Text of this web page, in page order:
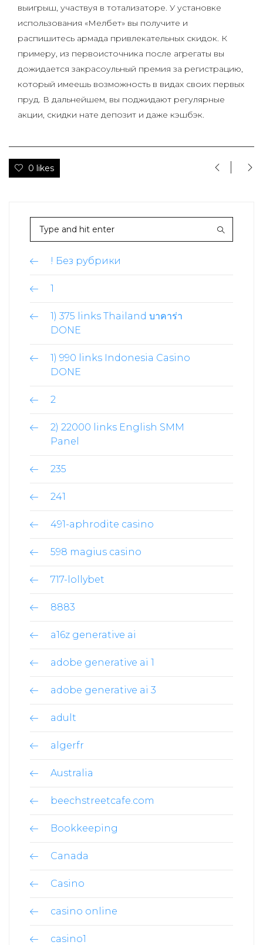
выигрыш, участвуя в тотализаторе. У установке
использования «Мелбет» вы получите и
распишитесь армада привлекательных скидок. К
примеру, из первоисточника после агрегаты вы
дожидается закрасоульный премия за регистрацию,
который имеешь возможность в видах своих первых
пруд. В дальнейшем, вы поджидают регулярные
акции, скидки нате депозит и даже кэшбэк.
0 likes
! Без рубрики
1
1) 375 links Thailand บาคาร่า
DONE
1) 990 links Indonesia Casino
DONE
2
2) 22000 links English SMM
Panel
235
241
491-aphrodite casino
598 magius casino
717-lollybet
8883
a16z generative ai
adobe generative ai 1
adobe generative ai 3
adult
algerfr
Australia
beechstreetcafe.com
Bookkeeping
Canada
Casino
casino online
casino1